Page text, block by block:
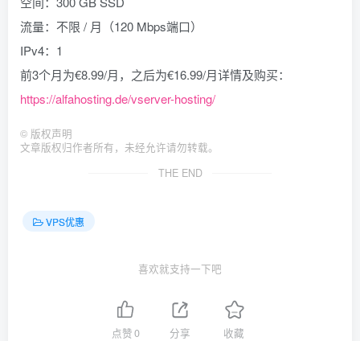
流量：不限 / 月（120 Mbps端口）
IPv4：1
前3个月为€8.99/月，之后为€16.99/月详情及购买：
https://alfahosting.de/vserver-hosting/
© 版权声明
文章版权归作者所有，未经允许请勿转载。
THE END
VPS优惠
喜欢就支持一下吧
点赞0 分享 收藏